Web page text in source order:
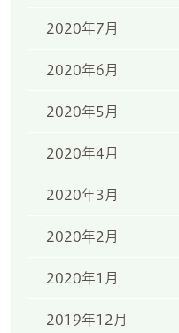
2020年7月
2020年6月
2020年5月
2020年4月
2020年3月
2020年2月
2020年1月
2019年12月